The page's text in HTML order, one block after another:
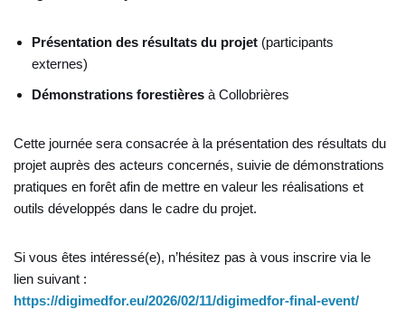
Présentation des résultats du projet (participants
externes)
Démonstrations forestières à Collobrières
Cette journée sera consacrée à la présentation des résultats du
projet auprès des acteurs concernés, suivie de démonstrations
pratiques en forêt afin de mettre en valeur les réalisations et
outils développés dans le cadre du projet.
Si vous êtes intéressé(e), n’hésitez pas à vous inscrire via le
lien suivant :
https://digimedfor.eu/2026/02/11/digimedfor-final-event/